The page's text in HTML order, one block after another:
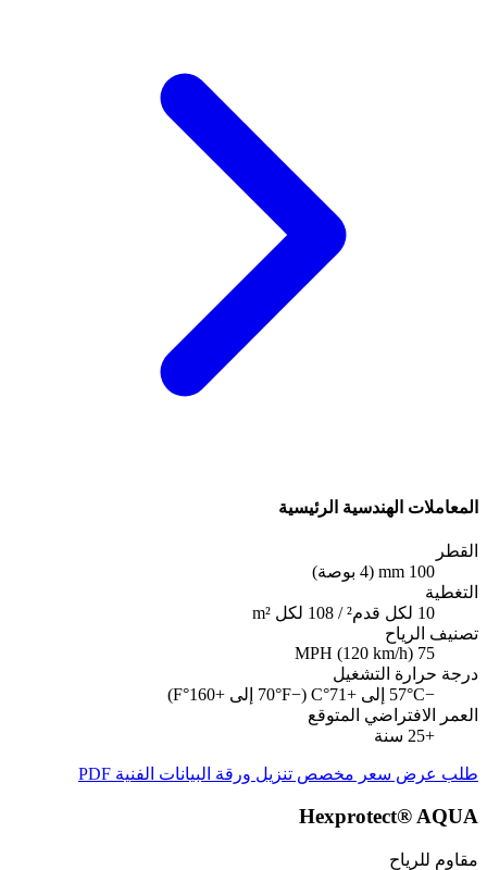
المعاملات الهندسية الرئيسية
القطر
100 mm (4 بوصة)
التغطية
10 لكل قدم² / 108 لكل m²
تصنيف الرياح
75 MPH (120 km/h)
درجة حرارة التشغيل
−57°C إلى +71°C (−70°F إلى +160°F)
العمر الافتراضي المتوقع
+25 سنة
طلب عرض سعر مخصص تنزيل ورقة البيانات الفنية PDF
Hexprotect® AQUA
مقاوم للرياح